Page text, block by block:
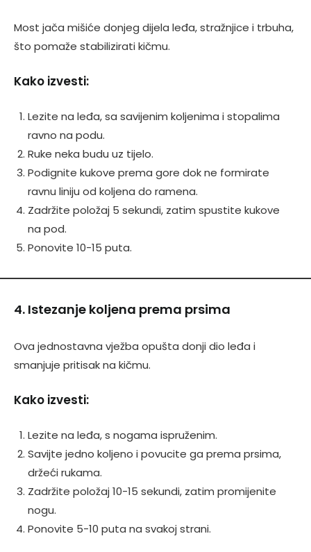
Most jača mišiće donjeg dijela leđa, stražnjice i trbuha,
što pomaže stabilizirati kičmu.
Kako izvesti:
Lezite na leđa, sa savijenim koljenima i stopalima
ravno na podu.
Ruke neka budu uz tijelo.
Podignite kukove prema gore dok ne formirate
ravnu liniju od koljena do ramena.
Zadržite položaj 5 sekundi, zatim spustite kukove
na pod.
Ponovite 10-15 puta.
4. Istezanje koljena prema prsima
Ova jednostavna vježba opušta donji dio leđa i
smanjuje pritisak na kičmu.
Kako izvesti:
Lezite na leđa, s nogama ispruženim.
Savijte jedno koljeno i povucite ga prema prsima,
držeći rukama.
Zadržite položaj 10-15 sekundi, zatim promijenite
nogu.
Ponovite 5-10 puta na svakoj strani.